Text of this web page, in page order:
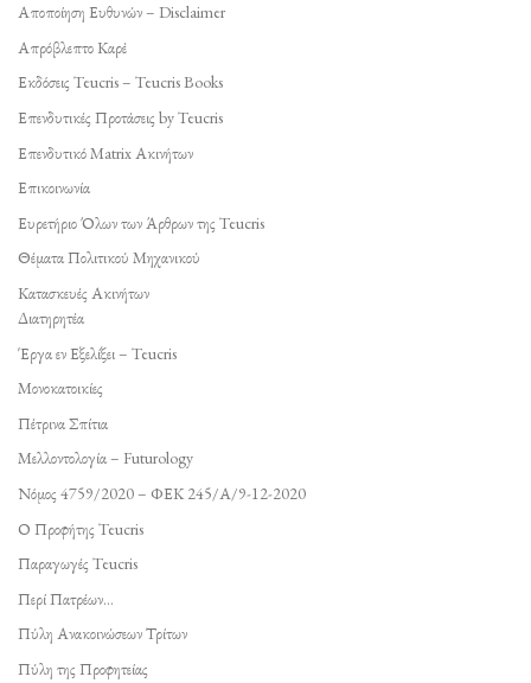
Αποποίηση Ευθυνών – Disclaimer
Απρόβλεπτο Καρέ
Εκδόσεις Teucris – Teucris Books
Επενδυτικές Προτάσεις by Teucris
Επενδυτικό Matrix Ακινήτων
Επικοινωνία
Ευρετήριο Όλων των Άρθρων της Teucris
Θέματα Πολιτικού Μηχανικού
Κατασκευές Ακινήτων
Διατηρητέα
Έργα εν Εξελίξει – Teucris
Μονοκατοικίες
Πέτρινα Σπίτια
Μελλοντολογία – Futurology
Νόμος 4759/2020 – ΦΕΚ 245/Α/9-12-2020
Ο Προφήτης Teucris
Παραγωγές Teucris
Περί Πατρέων…
Πύλη Ανακοινώσεων Τρίτων
Πύλη της Προφητείας